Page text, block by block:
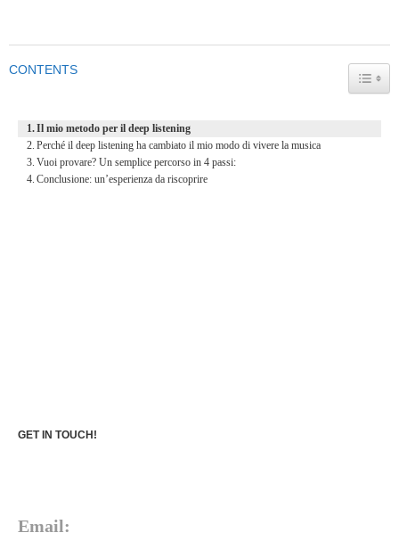
CONTENTS
Il mio metodo per il deep listening
Perché il deep listening ha cambiato il mio modo di vivere la musica
Vuoi provare? Un semplice percorso in 4 passi:
Conclusione: un’esperienza da riscoprire
GET IN TOUCH!
Email: